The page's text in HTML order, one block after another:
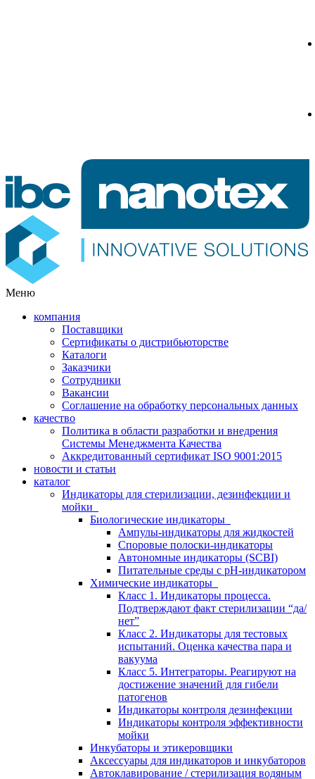
Меню
компания
Поставщики
Сертификаты о дистрибьюторстве
Каталоги
Заказчики
Сотрудники
Вакансии
Соглашение на обработку персональных данных
качество
Политика в области разработки и внедрения
Системы Менеджмента Качества
Аккредитованный сертификат ISO 9001:2015
новости и статьи
каталог
Индикаторы для стерилизации, дезинфекции и
мойки
Биологические индикаторы
Ампулы-индикаторы для жидкостей
Споровые полоски-индикаторы
Автономные индикаторы (SCBI)
Питательные среды с рН-индикатором
Химические индикаторы
Класс 1. Индикаторы процесса.
Подтверждают факт стерилизации “да/
нет”
Класс 2. Индикаторы для тестовых
испытаний. Оценка качества пара и
вакуума
Класс 5. Интеграторы. Реагируют на
достижение значений для гибели
патогенов
Индикаторы контроля дезинфекции
Индикаторы контроля эффективности
мойки
Инкубаторы и этикеровщики
Аксессуары для индикаторов и инкубаторов
Автоклавирование / стерилизация водяным